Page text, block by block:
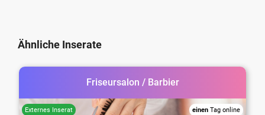
Ähnliche Inserate
Friseursalon / Barbier
einen Tag online